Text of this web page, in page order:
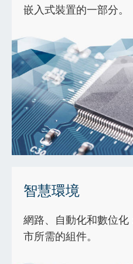
嵌入式裝置的一部分。
智慧環境
網路、自動化和數位
市所需的組件。